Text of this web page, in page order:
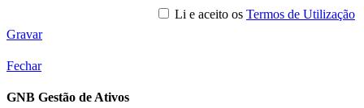
Li e aceito os Termos de Utilização
Gravar
Fechar
GNB Gestão de Ativos